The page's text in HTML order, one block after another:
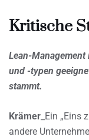
Kritische
Lean-
und -typen
stammt.
Krämer _Ein
andere